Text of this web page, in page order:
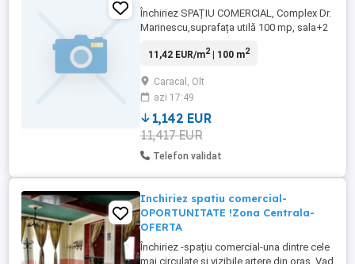
Închiriez SPAȚIU COMERCIAL, Complex Dr.
Marinescu,suprafața utilă 100 mp, sala+2
disponibil din 1 mai 2026, prețul este 6000
11,42 EUR/m2| 100 m2
Caracal, Olt
azi 17:49
1,142 EUR
11,417 EUR
Telefon validat
Inchiriez spatiu comercial-
OPORTUNITATE !Zona Centrala-
OFERTA
Închiriez -spațiu comercial-una dintre cele
mai circulate și vizibile artere din oraș. Vad